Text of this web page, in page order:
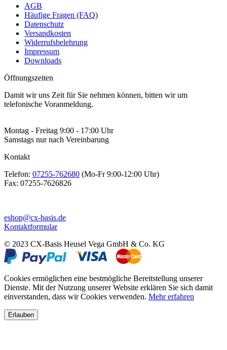
AGB
Häufige Fragen (FAQ)
Datenschutz
Versandkosten
Widerrufsbelehrung
Impressum
Downloads
Öffnungszeiten
Damit wir uns Zeit für Sie nehmen können, bitten wir um
telefonische Voranmeldung.
Montag - Freitag 9:00 - 17:00 Uhr
Samstags nur nach Vereinbarung
Kontakt
Telefon: 07255-762680 (Mo-Fr 9:00-12:00 Uhr)
Fax: 07255-7626826
eshop@cx-basis.de
Kontaktformular
© 2023 CX-Basis Heusel Vega GmbH & Co. KG
Cookies ermöglichen eine bestmögliche Bereitstellung unserer
Dienste. Mit der Nutzung unserer Website erklären Sie sich damit
einverstanden, dass wir Cookies verwenden. Mehr erfahren
Erlauben